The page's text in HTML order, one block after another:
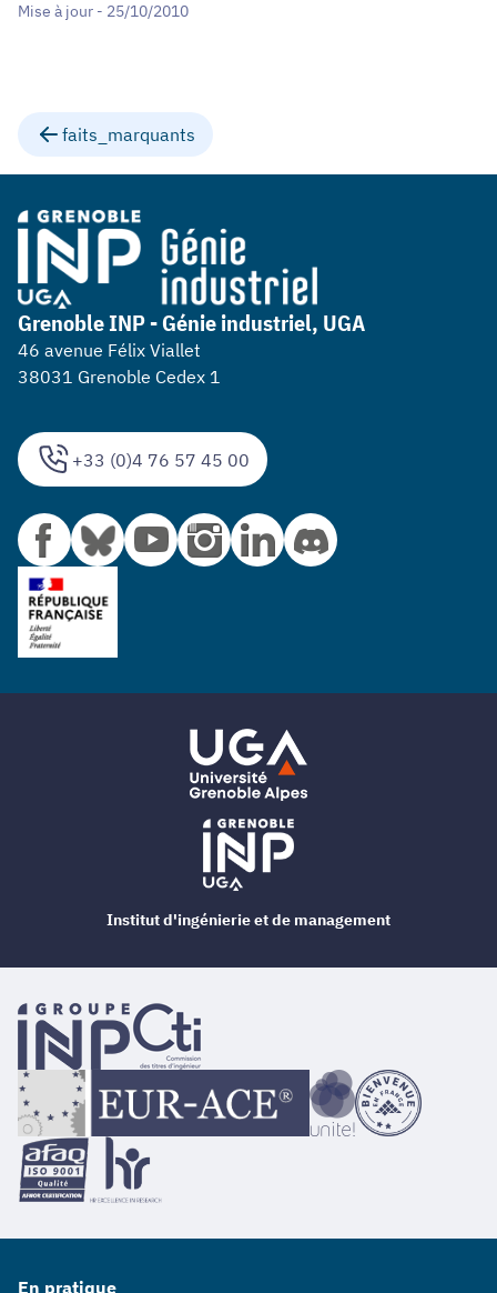
Mise à jour - 25/10/2010
faits_marquants
+33 (0)4 76 57 45 00
Grenoble INP - Génie industriel, UGA
46 avenue Félix Viallet
38031 Grenoble Cedex 1
En pratique
Institut d'ingénierie et de management